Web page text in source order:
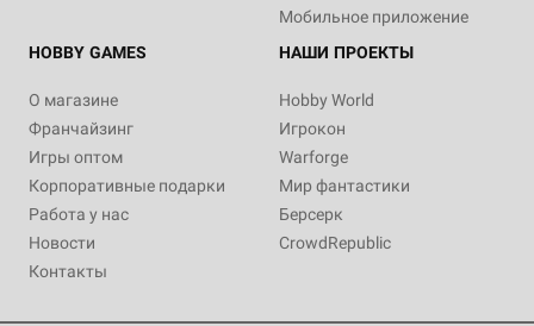
Мобильное приложение
HOBBY GAMES
О магазине
Франчайзинг
Игры оптом
Корпоративные подарки
Работа у нас
Новости
Контакты
НАШИ ПРОЕКТЫ
Hobby World
Игрокон
Warforge
Мир фантастики
Берсерк
CrowdRepublic